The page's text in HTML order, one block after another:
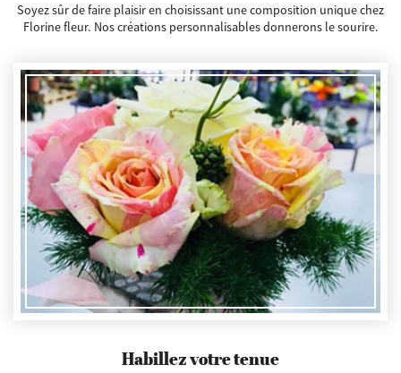
Soyez sûr de faire plaisir en choisissant une composition unique chez
Florine fleur. Nos créations personnalisables donnerons le sourire.
Habillez votre tenue